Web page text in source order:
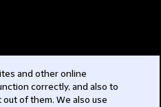
and other online
correctly, and also to
of them. We also use